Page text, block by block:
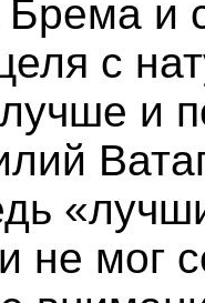
Брема и
с
и
не мог